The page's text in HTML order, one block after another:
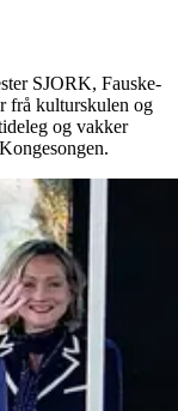
SJORK, Fauske-
frå kulturskulen og
og vakker